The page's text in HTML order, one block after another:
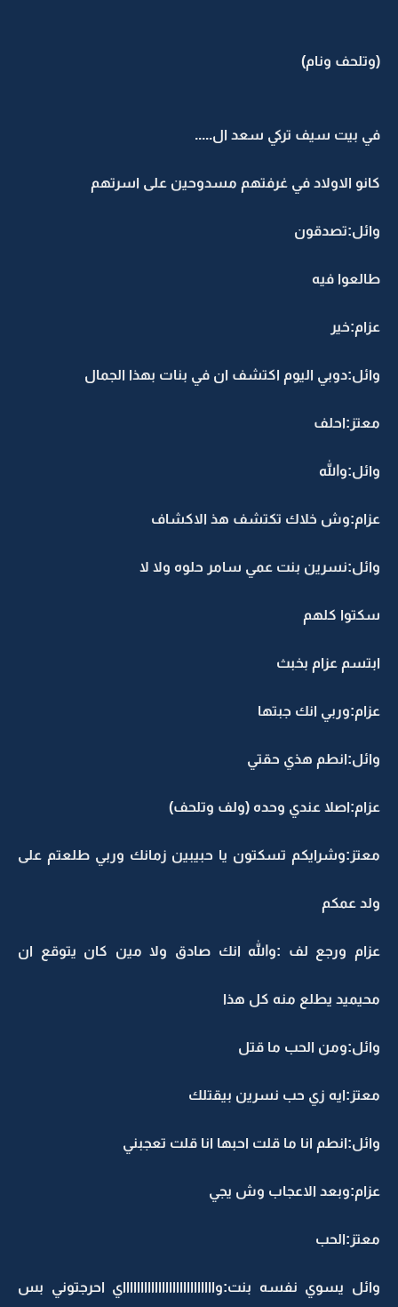
(وتلحف ونام)
في بيت سيف تركي سعد ال.....
كانو الاولاد في غرفتهم مسدوحين على اسرتهم
وائل:تصدقون
طالعوا فيه
عزام:خير
وائل:دوبي اليوم اكتشف ان في بنات بهذا الجمال
معتز:احلف
وائل:والله
عزام:وش خلاك تكتشف هذ الاكشاف
وائل:نسرين بنت عمي سامر حلوه ولا لا
سكتوا كلهم
ابتسم عزام بخبث
عزام:وربي انك جبتها
وائل:انطم هذي حقتي
عزام:اصلا عندي وحده (ولف وتلحف)
معتز:وشرايكم تسكتون يا حبيبين زمانك وربي طلعتم على
ولد عمكم
عزام ورجع لف :والله انك صادق ولا مين كان يتوقع ان
محيميد يطلع منه كل هذا
وائل:ومن الحب ما قتل
معتز:ايه زي حب نسرين بيقتلك
وائل:انطم انا ما قلت احبها انا قلت تعجبني
عزام:وبعد الاعجاب وش يجي
معتز:الحب
وائل يسوي نفسه بنت:وااااااااااااااااااااااااااي احرجتوني بس